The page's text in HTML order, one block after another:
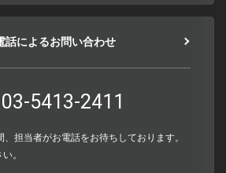
話によるお問い合わせ
03-5413-2411
担当者がお電話をお待ちしております。
。